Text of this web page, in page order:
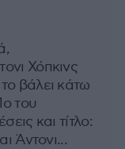
Χόπκινς
βάλει κάτω
του
και τίτλο:
Άντονι...